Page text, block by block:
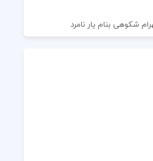
شکوهی بنام یار نامرد